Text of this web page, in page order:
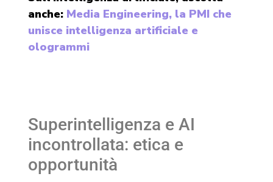
anche: Media Engineering, la PMI che
unisce intelligenza artificiale e
ologrammi
Superintelligenza e AI
incontrollata: etica e
opportunità